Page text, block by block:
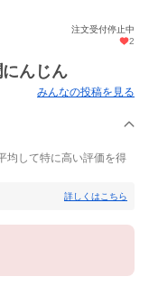
注文受付停止中
2
んじん
みんなの投稿を見る
均して特に高い評価を得
詳しくはこちら